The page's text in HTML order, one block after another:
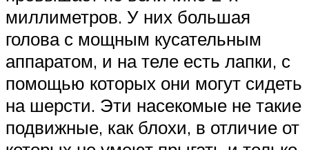
миллиметров. У них большая
голова с мощным кусательным
аппаратом, и на теле есть лапки, с
помощью которых они могут сидеть
на шерсти. Эти насекомые не такие
подвижные, как блохи, в отличие от